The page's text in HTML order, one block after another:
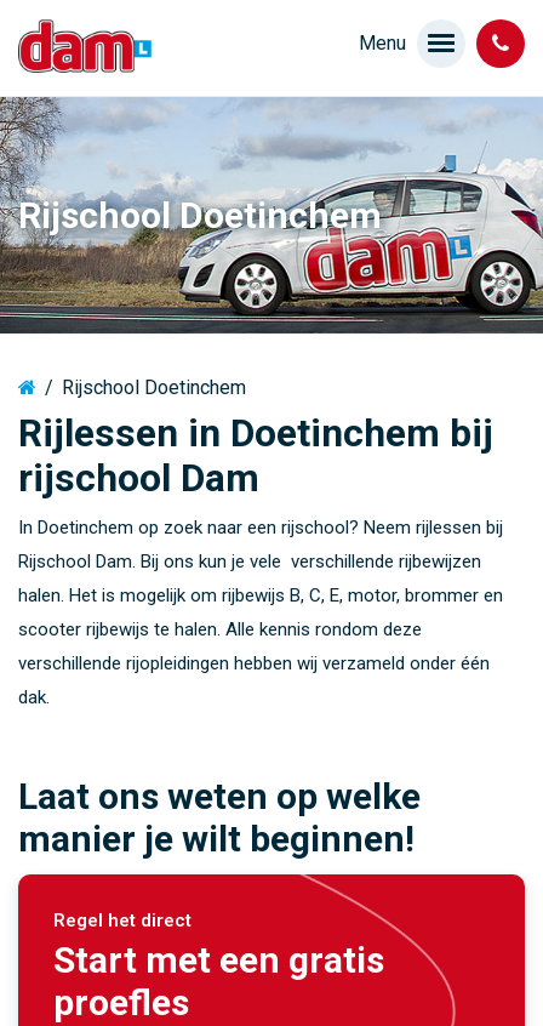
Rijschool Doetinchem
/ Rijschool Doetinchem
Rijlessen in Doetinchem bij
rijschool Dam
In Doetinchem op zoek naar een rijschool? Neem rijlessen bij
Rijschool Dam. Bij ons kun je vele verschillende rijbewijzen
halen. Het is mogelijk om rijbewijs B, C, E, motor, brommer en
scooter rijbewijs te halen. Alle kennis rondom deze
verschillende rijopleidingen hebben wij verzameld onder één
dak.
Laat ons weten op welke
manier je wilt beginnen!
Regel het direct
Start met een gratis
proefles